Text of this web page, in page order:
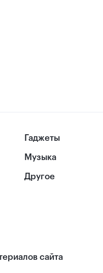
Гаджеты
Музыка
Другое
сайта